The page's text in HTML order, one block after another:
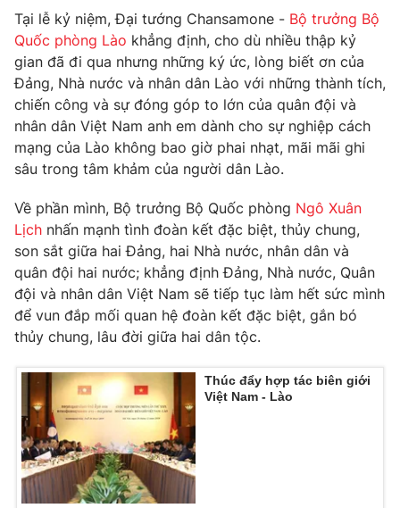
Góc doanh nghiệp
Phim VTV
Hậu trường
Nhân vật
Khán giả
Giải trí
Điện ảnh
Âm nhạc
Sao
Đời sống
Du lịch
Làm đẹp
Chất lượng cuộc sống
Giáo dục
Tuyển sinh
Học trực tuyến
Công nghệ
Hitech Công nghệ tương lai
Sản phẩm
Thị trường
Giao lưu trực tuyến
Lịch phát sóng
Chuyên mục khác
Emagazine
Photo Infographic
Tại lễ kỷ niệm, Đại tướng Chansamone - Bộ trưởng Bộ
Quốc phòng Lào khẳng định, cho dù nhiều thập kỷ
gian đã đi qua nhưng những ký ức, lòng biết ơn của
Đảng, Nhà nước và nhân dân Lào với những thành tích,
chiến công và sự đóng góp to lớn của quân đội và
nhân dân Việt Nam anh em dành cho sự nghiệp cách
mạng của Lào không bao giờ phai nhạt, mãi mãi ghi
sâu trong tâm khảm của người dân Lào.
Về phần mình, Bộ trưởng Bộ Quốc phòng Ngô Xuân
Lịch nhấn mạnh tình đoàn kết đặc biệt, thủy chung,
son sắt giữa hai Đảng, hai Nhà nước, nhân dân và
quân đội hai nước; khẳng định Đảng, Nhà nước, Quân
đội và nhân dân Việt Nam sẽ tiếp tục làm hết sức mình
để vun đắp mối quan hệ đoàn kết đặc biệt, gắn bó
thủy chung, lâu đời giữa hai dân tộc.
Thúc đẩy hợp tác biên giới
Việt Nam - Lào